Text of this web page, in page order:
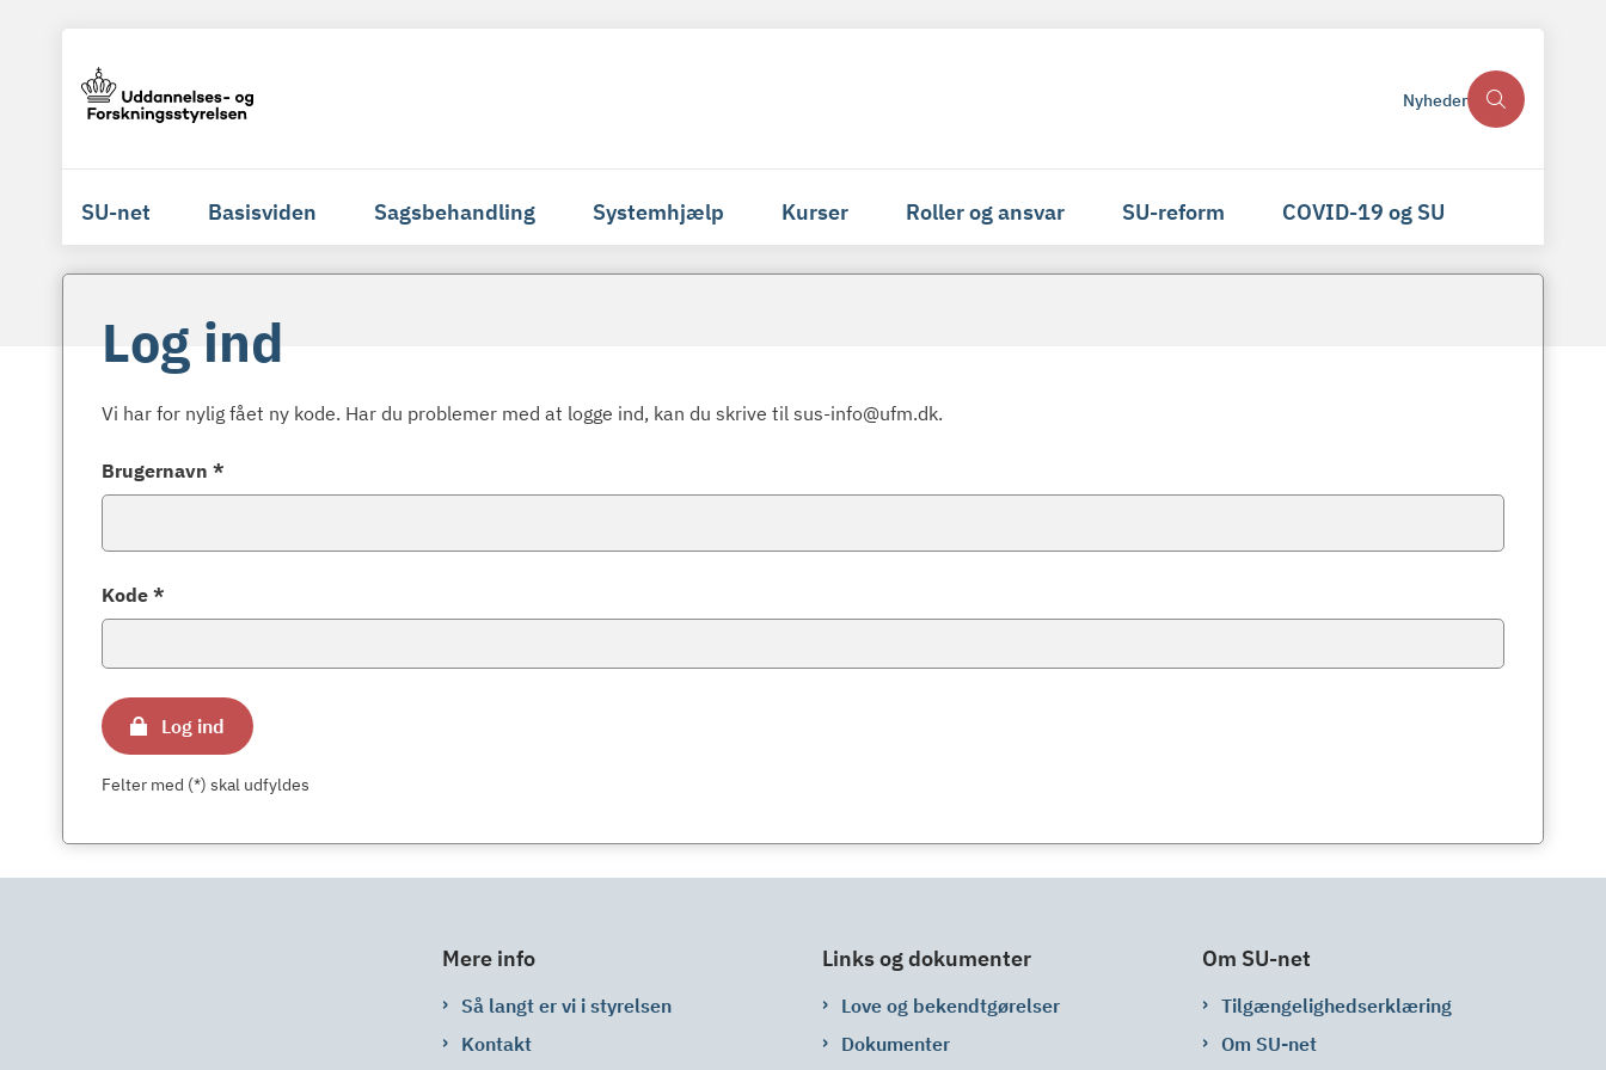
Nyheder
SU-net Basisviden Sagsbehandling Systemhjælp Kurser Roller og ansvar SU-reform COVID-19 og SU
Log ind
Vi har for nylig fået ny kode. Har du problemer med at logge ind, kan du skrive til sus-info@ufm.dk.
Brugernavn *
Kode *
Log ind
Felter med (*) skal udfyldes
Mere info
Så langt er vi i styrelsen
Kontakt
Links og dokumenter
Love og bekendtgørelser
Dokumenter
Om SU-net
Tilgængelighedserklæring
Om SU-net